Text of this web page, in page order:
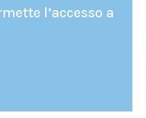
l’accesso a